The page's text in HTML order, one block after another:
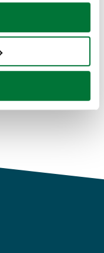
geográfica
activamente
(huellas
se procesan sus
sitio web con
publicidad y análisis